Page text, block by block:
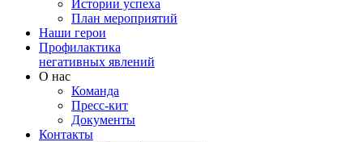
Истории успеха
План мероприятий
Наши герои
Профилактика
негативных явлений
О нас
Команда
Пресс-кит
Документы
Контакты